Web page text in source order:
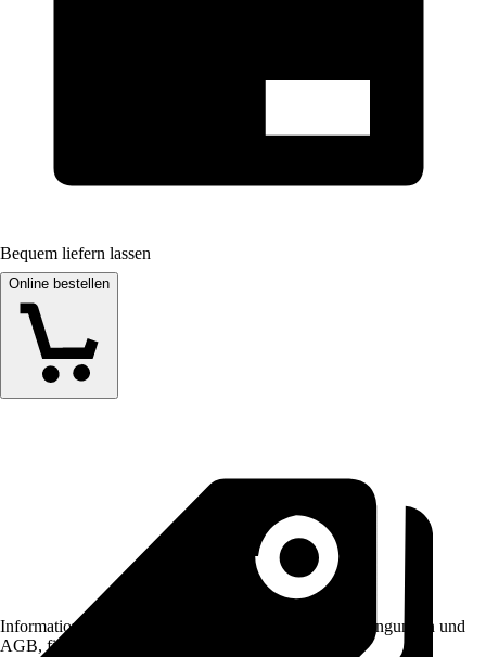
Bequem liefern lassen
Online bestellen
Informationen des Verkäufers, wie z. B. Rückgabebedingungen und
AGB, finden Sie bei Klick auf den Verkäufernamen.